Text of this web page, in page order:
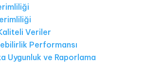
Veriler
Performansı
Uygunluk ve Raporlama